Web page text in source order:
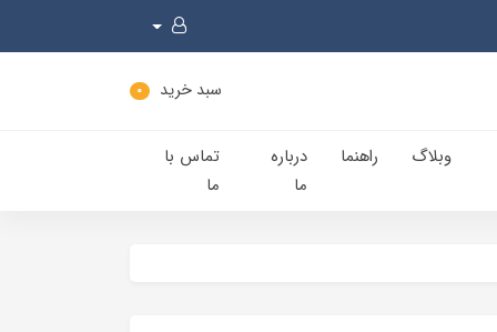
سبد خرید 0
وبلاگ راهنما
درباره
ما
تماس با
ما